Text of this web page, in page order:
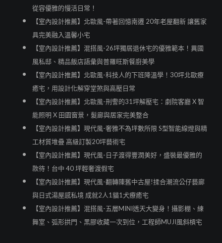
從容優雅的慢活日常！
【室內設計推薦】北歐風-帶著回憶南遷 20年老屋翻新 讓舊家
具完美融入溫馨小宅
【室內設計推薦】混搭風-26坪獨居退休宅的優雅範本！異國
風私邸、精品飯店語彙與普羅旺斯餐廚美學
【室內設計推薦】北歐風-科技人的下班降溫學！30坪北歐療
癒宅，用設計化解穿堂煞與高壓日常
【室內設計推薦】北歐風-刑警的31坪解壓宅：劇院客廳 X 智
能照明 X 田園窗景，髮廊與居家完美整合
【室內設計推薦】現代風-奢雅不為坪數所限 S型智能線燈與精
工材質堆疊 高級訂製20坪藝術宅
【室內設計推薦】現代風-日子渡得豐潤美好，盛裝最優雅的
款待！台中 40 坪輕奢渡假宅
【室內設計推薦】現代風-翻轉陳舊中古屋!揉合潮流公仔藝廊
與日式湯屋感私境 成就2人1貓1犬療癒宅
【室內設計推薦】混搭風-五層MINI透天大變身！攝影棚、練
舞室、弧形拱門、黑膠收藏一次到位，工程師MUJI風斜槓宅